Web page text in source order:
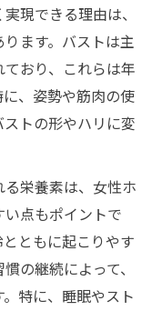
現できる理由は、
ます。バストは主
おり、これらは年
、姿勢や筋肉の使
トの形やハリに変
栄養素は、女性ホ
点もポイントで
ともに起こりやす
の継続によって、
特に、睡眠やスト